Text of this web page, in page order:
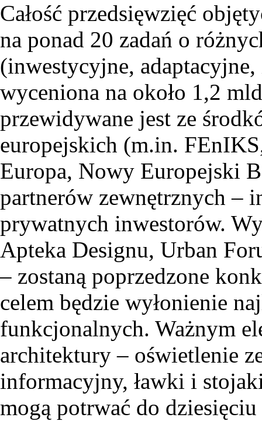
Całość przedsięwzięć
na ponad 20 zadań o
(inwestycyjne,
wyceniona na około 1,2
przewidywane jest ze
europejskich (m.in.
Europa, Nowy Europejski
partnerów zewnętrznych –
prywatnych inwestorów.
Apteka Designu, Urban
– zostaną poprzedzone
celem będzie wyłonienie
funkcjonalnych. Ważnym
architektury – oświetlenie
informacyjny, ławki i
mogą potrwać do